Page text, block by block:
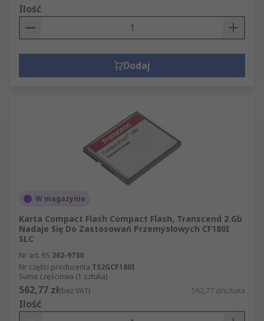
Ilość
Dodaj
W magazynie
Karta Compact Flash Compact Flash, Transcend 2 Gb
Nadaje Się Do Zastosowań Przemysłowych CF180I
SLC
Nr art. RS 262-9730
Nr części producenta TS2GCF180I
Suma częściowa (1 sztuka)
562,77 zł(bez VAT) 562,77 zł/sztuka
Ilość